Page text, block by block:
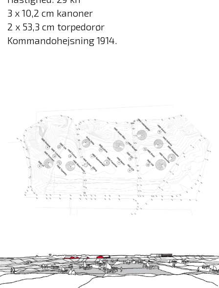
3 x 10,2 cm kanoner
2 x 53,3 cm torpedorør
Kommandohejsning 1914.